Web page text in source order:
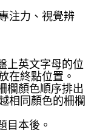
注力、視覺辨
上英文字母的位
在終點位置。
欄顏色順序排出
相同顏色的柵欄
目本後。